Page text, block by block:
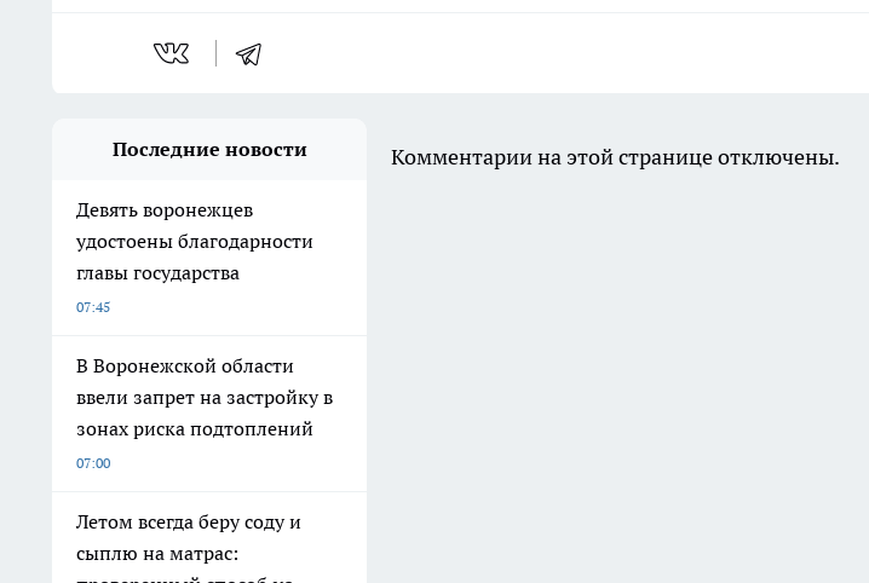
Последние новости
Девять воронежцев
удостоены благодарности
главы государства
07:45
В Воронежской области
ввели запрет на застройку в
зонах риска подтоплений
07:00
Летом всегда беру соду и
сыплю на матрас:
Комментарии на этой странице отключены.